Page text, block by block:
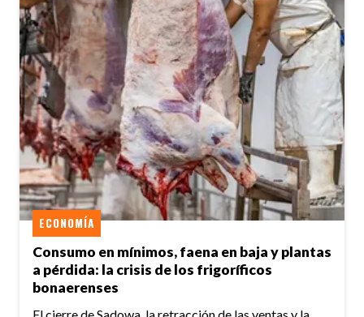
Consumo en mínimos, faena en baja y plantas
a pérdida: la crisis de los frigoríficos
bonaerenses
ECONOMÍA